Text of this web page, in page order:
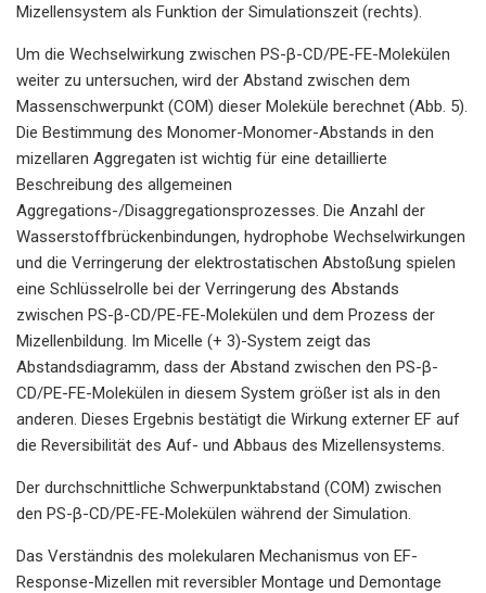
Mizellensystem als Funktion der Simulationszeit (rechts).
Um die Wechselwirkung zwischen PS-β-CD/PE-FE-Molekülen
weiter zu untersuchen, wird der Abstand zwischen dem
Massenschwerpunkt (COM) dieser Moleküle berechnet (Abb. 5).
Die Bestimmung des Monomer-Monomer-Abstands in den
mizellaren Aggregaten ist wichtig für eine detaillierte
Beschreibung des allgemeinen
Aggregations-/Disaggregationsprozesses. Die Anzahl der
Wasserstoffbrückenbindungen, hydrophobe Wechselwirkungen
und die Verringerung der elektrostatischen Abstoßung spielen
eine Schlüsselrolle bei der Verringerung des Abstands
zwischen PS-β-CD/PE-FE-Molekülen und dem Prozess der
Mizellenbildung. Im Micelle (+ 3)-System zeigt das
Abstandsdiagramm, dass der Abstand zwischen den PS-β-
CD/PE-FE-Molekülen in diesem System größer ist als in den
anderen. Dieses Ergebnis bestätigt die Wirkung externer EF auf
die Reversibilität des Auf- und Abbaus des Mizellensystems.
Der durchschnittliche Schwerpunktabstand (COM) zwischen
den PS-β-CD/PE-FE-Molekülen während der Simulation.
Das Verständnis des molekularen Mechanismus von EF-
Response-Mizellen mit reversibler Montage und Demontage